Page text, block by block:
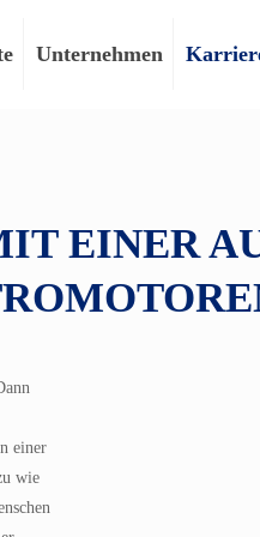
Unternehmen
EINER
einer
wie